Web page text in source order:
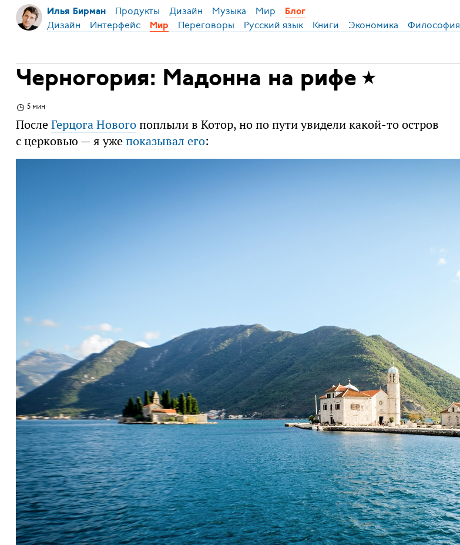
Илья Бирман Продукты Дизайн Музыка Мир Блог
Дизайн Интерфейс Мир Переговоры Русский язык Книги Экономика Философия
Черногория: Мадонна на рифе
5 мин
ПослеГерцога Новогопоплыли в Котор, но по пути увидели какой-то остров
с церковью — я ужепоказывал его: